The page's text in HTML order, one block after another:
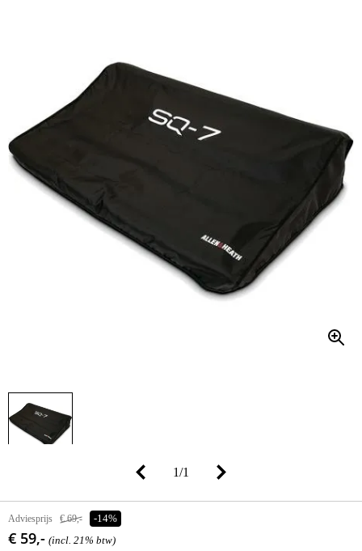
1/1
Adviesprijs € 69,- -14%
€ 59,- (incl. 21% btw)